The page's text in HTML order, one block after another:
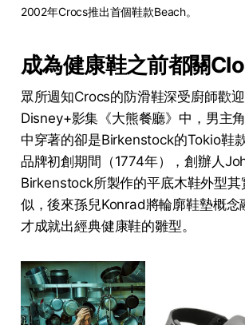
2002年Crocs推出首個鞋款Beach。
成為健康鞋之前都關
眾所週知Crocs的防滑鞋深受廚師歡
Disney+影集《大熊餐廳》中，男主
中穿著的卻是Birkenstock的Tokio鞋
品牌初創期間（1774年），創辦人
Birkenstock所製作的平底木鞋外型其
似，後來孫兒Konrad將輪廓鞋墊概念
才成就出經典健康鞋的雛型。